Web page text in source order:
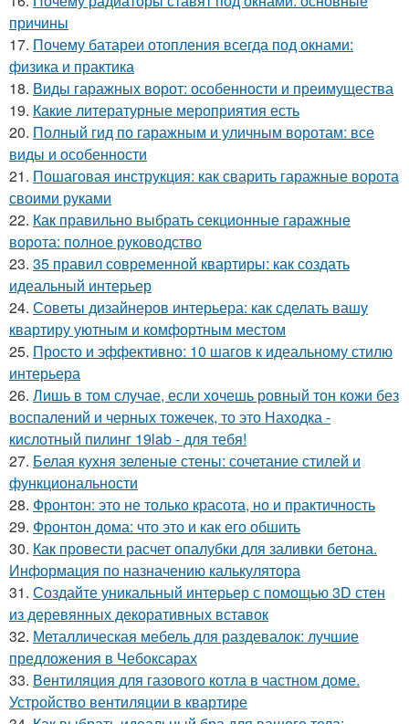
причины
17. Почему батареи отопления всегда под окнами:
физика и практика
18. Виды гаражных ворот: особенности и преимущества
19. Какие литературные мероприятия есть
20. Полный гид по гаражным и уличным воротам: все
виды и особенности
21. Пошаговая инструкция: как сварить гаражные ворота
своими руками
22. Как правильно выбрать секционные гаражные
ворота: полное руководство
23. 35 правил современной квартиры: как создать
идеальный интерьер
24. Советы дизайнеров интерьера: как сделать вашу
квартиру уютным и комфортным местом
25. Просто и эффективно: 10 шагов к идеальному стилю
интерьера
26. Лишь в том случае, если хочешь ровный тон кожи без
воспалений и черных тожечек, то это Находка -
кислотный пилинг 19lab - для тебя!
27. Белая кухня зеленые стены: сочетание стилей и
функциональности
28. Фронтон: это не только красота, но и практичность
29. Фронтон дома: что это и как его обшить
30. Как провести расчет опалубки для заливки бетона.
Информация по назначению калькулятора
31. Создайте уникальный интерьер с помощью 3D стен
из деревянных декоративных вставок
32. Металлическая мебель для раздевалок: лучшие
предложения в Чебоксарах
33. Вентиляция для газового котла в частном доме.
Устройство вентиляции в квартире